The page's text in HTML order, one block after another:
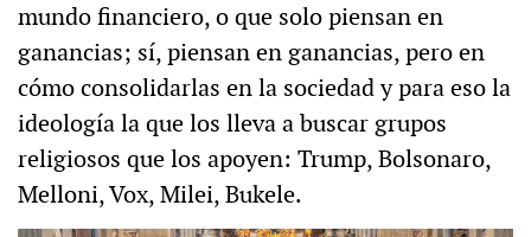
mundo financiero, o que solo piensan en
ganancias; sí, piensan en ganancias, pero en
cómo consolidarlas en la sociedad y para eso la
ideología la que los lleva a buscar grupos
religiosos que los apoyen: Trump, Bolsonaro,
Melloni, Vox, Milei, Bukele.